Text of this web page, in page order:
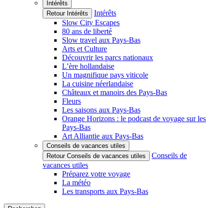
Intérêts
Retour Intérêts
Intérêts
Slow City Escapes
80 ans de liberté
Slow travel aux Pays-Bas
Arts et Culture
Découvrir les parcs nationaux
L’ère hollandaise
Un magnifique pays viticole
La cuisine néerlandaise
Châteaux et manoirs des Pays-Bas
Fleurs
Les saisons aux Pays-Bas
Orange Horizons : le podcast de voyage sur les
Pays-Bas
Art Alliantie aux Pays-Bas
Conseils de vacances utiles
Retour Conseils de vacances utiles
Conseils de
vacances utiles
Préparez votre voyage
La météo
Les transports aux Pays-Bas